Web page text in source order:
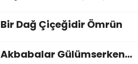
Bir Dağ Çiçeğidir Ömrün
Akbabalar Gülümserken…